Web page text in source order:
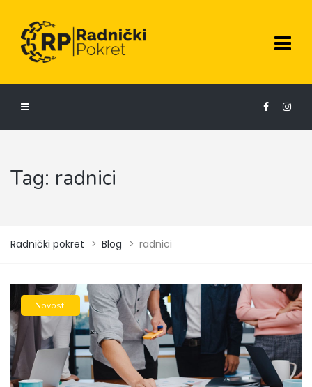
Tag: radnici
Radnički pokret > Blog > radnici
Novosti